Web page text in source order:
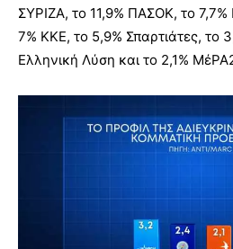
ΣΥΡΙΖΑ, το 11,9% ΠΑΣΟΚ, το
7% ΚΚΕ, το 5,9% Σπαρτιάτες, το
Ελληνική Λύση και το 2,1%